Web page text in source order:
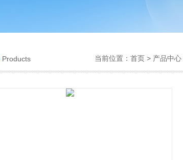
Products 当前位置： 首页 > 产品中心